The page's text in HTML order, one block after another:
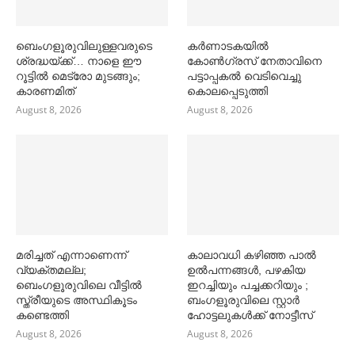
ബെംഗളൂരുവിലുള്ളവരുടെ
ശ്രദ്ധയ്ക്ക്… നാളെ ഈ
റൂട്ടില്‍ മെട്രോ മുടങ്ങും;
കാരണമിത്
August 8, 2026
കര്‍ണാടകയില്‍
കോണ്‍ഗ്രസ് നേതാവിനെ
പട്ടാപ്പകല്‍ വെടിവെച്ചു
കൊലപ്പെടുത്തി
August 8, 2026
മരിച്ചത് എന്നാണെന്ന്
വ്യക്തമല്ല;
ബെംഗളൂരുവിലെ വീട്ടില്‍
സ്ത്രീയുടെ അസ്ഥികൂടം
കണ്ടെത്തി
August 8, 2026
കാലാവധി കഴിഞ്ഞ പാല്‍
ഉല്‍പന്നങ്ങള്‍, പഴകിയ
ഇറച്ചിയും പച്ചക്കറിയും ;
ബംഗളൂരുവിലെ സ്റ്റാര്‍
ഹോട്ടലുകള്‍ക്ക് നോട്ടീസ്
August 8, 2026